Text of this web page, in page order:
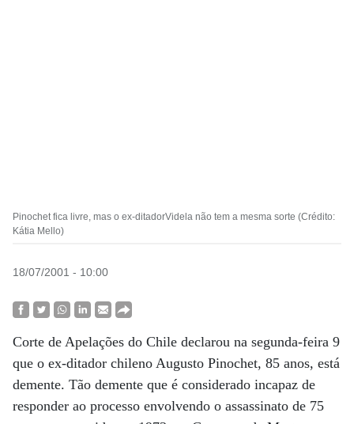
Pinochet fica livre, mas o ex-ditadorVidela não tem a mesma sorte (Crédito:
Kátia Mello)
18/07/2001 - 10:00
Corte de Apelações do Chile declarou na segunda-feira 9
que o ex-ditador chileno Augusto Pinochet, 85 anos, está
demente. Tão demente que é considerado incapaz de
responder ao processo envolvendo o assassinato de 75